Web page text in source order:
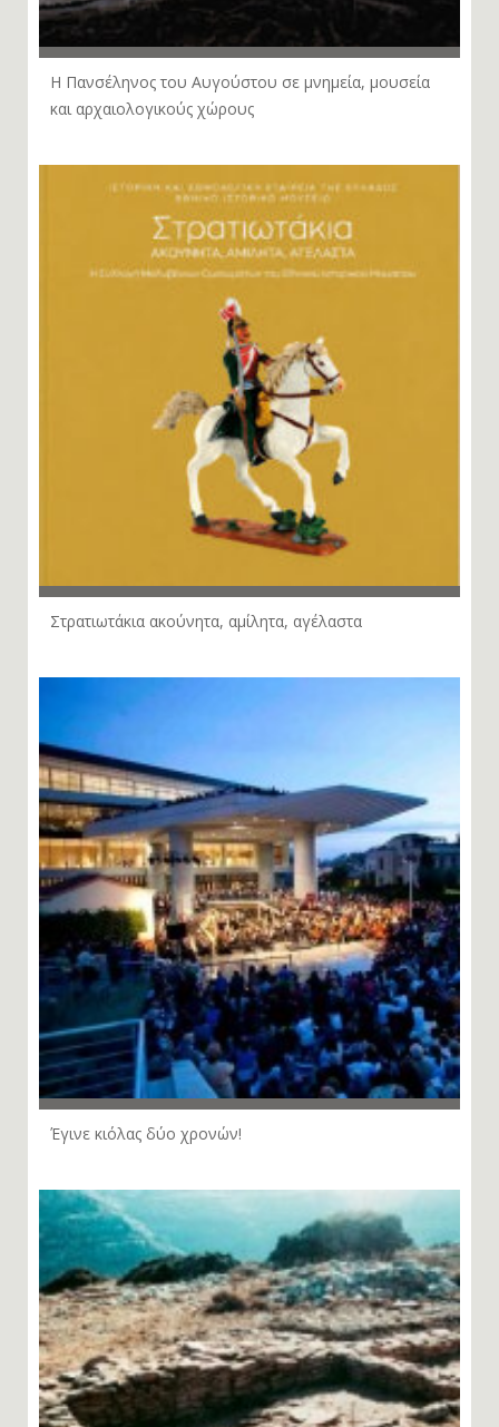
Η Πανσέληνος του Αυγούστου σε μνημεία, μουσεία
και αρχαιολογικούς χώρους
Στρατιωτάκια ακούνητα, αμίλητα, αγέλαστα
Έγινε κιόλας δύο χρονών!